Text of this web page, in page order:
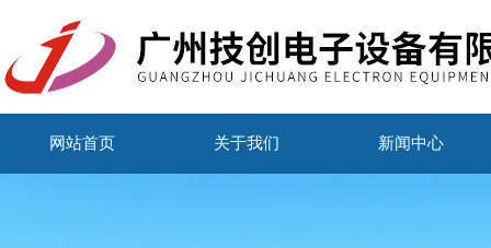
网站首页 关于我们 新闻中心